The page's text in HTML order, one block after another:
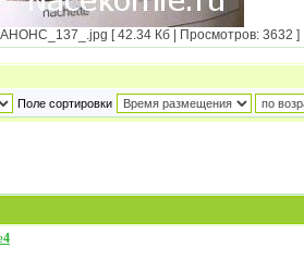
[ 42.34 Кб | Просмотров: 3632 ]
Поле сортировки